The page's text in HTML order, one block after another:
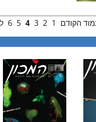
הקודם 1
2
3
4
5
6